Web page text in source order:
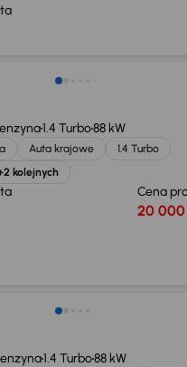
1.4 Turbo88 kW
Auta krajowe
1.4 Turbo
kolejnych
Cena
20 000
1.4 Turbo88 kW